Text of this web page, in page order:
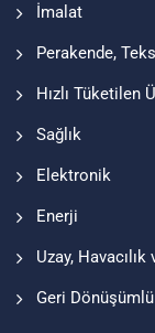
İmalat
Perakende,
Hızlı Tüketilen
Sağlık
Elektronik
Enerji
Uzay,
Geri